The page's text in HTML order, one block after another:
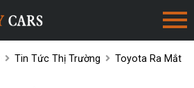
Tin Tức Thị Trường
Toyota Ra Mắt